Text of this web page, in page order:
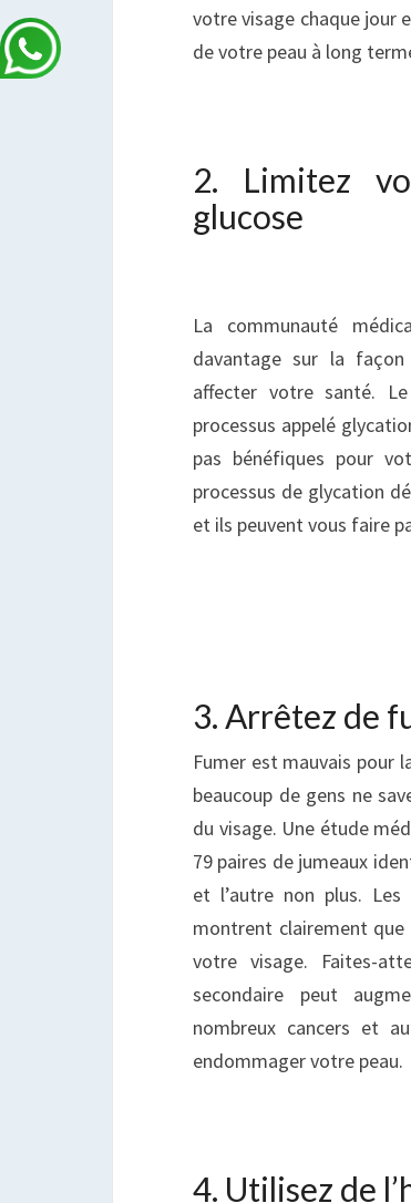
votre visage chaque jour
de votre peau à long
2. Limitez
glucose
La communauté
davantage sur la
affecter votre santé.
processus appelé
pas bénéfiques pour
processus de glycation
et ils peuvent vous faire
3. Arrêtez de
Fumer est mauvais pour
beaucoup de gens ne
du visage. Une étude
79 paires de jumeaux
et l’autre non plus.
montrent clairement
votre visage. Faites-
secondaire peut
nombreux cancers et
endommager votre peau.
4. Utilisez de